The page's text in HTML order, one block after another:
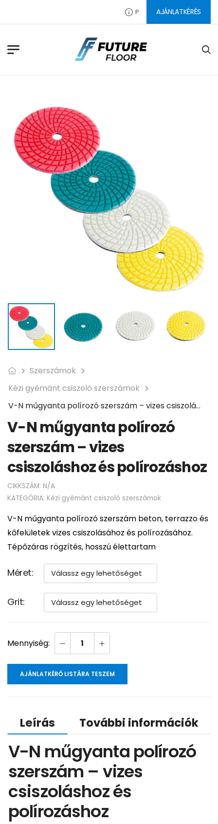
PADLÓ AJÁNLATKÉRÉS
Szerszámok
Kézi gyémánt csiszoló szerszámok
V-N műgyanta polírozó szerszám – vizes csiszoláshoz és polírozáshoz
V-N műgyanta polírozó
szerszám – vizes
csiszoláshoz és polírozáshoz
CIKKSZÁM: N/A
KATEGÓRIA: Kézi gyémánt csiszoló szerszámok
V-N műgyanta polírozó szerszám beton, terrazzo és
kőfelületek vizes csiszolásához és polírozásához.
Tépőzáras rögzítés, hosszú élettartam
Méret
Grit
AJÁNLATKÉRŐ LISTÁRA TESZEM
Leírás További információk
V-N műgyanta polírozó
szerszám – vizes
csiszoláshoz és
polírozáshoz